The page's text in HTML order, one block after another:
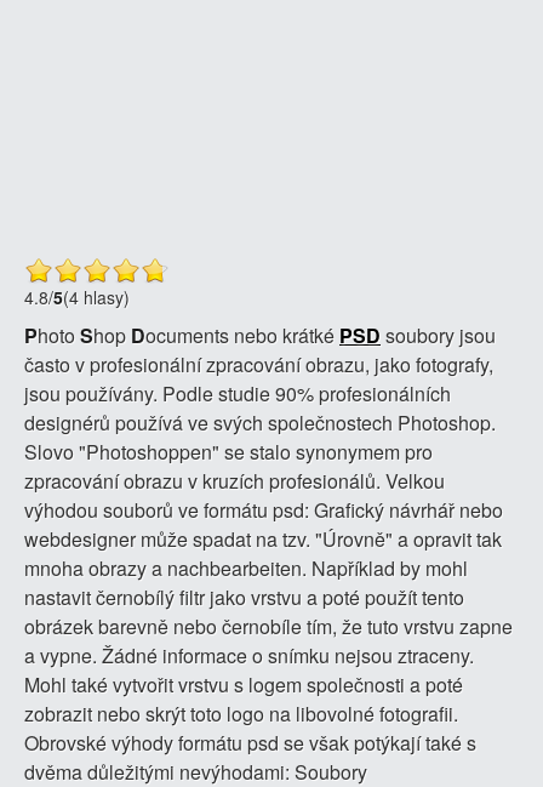
4.8/5(4 hlasy)
PhotoShop Documents nebo krátké PSD soubory jsou
často v profesionální zpracování obrazu, jako fotografy,
jsou používány. Podle studie 90% profesionálních
designérů používá ve svých společnostech Photoshop.
Slovo "Photoshoppen" se stalo synonymem pro
zpracování obrazu v kruzích profesionálů. Velkou
výhodou souborů ve formátu psd: Grafický návrhář nebo
webdesigner může spadat na tzv. "Úrovně" a opravit tak
mnoha obrazy a nachbearbeiten. Například by mohl
nastavit černobílý filtr jako vrstvu a poté použít tento
obrázek barevně nebo černobíle tím, že tuto vrstvu zapne
a vypne. Žádné informace o snímku nejsou ztraceny.
Mohl také vytvořit vrstvu s logem společnosti a poté
zobrazit nebo skrýt toto logo na libovolné fotografii.
Obrovské výhody formátu psd se však potýkají také s
dvěma důležitými nevýhodami: Soubory